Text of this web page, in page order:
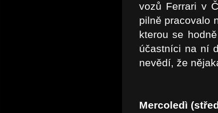
vozů Ferrari v
pilně pracovalo
kterou se
účastníci na ní
nevědí, že
Mercoledì